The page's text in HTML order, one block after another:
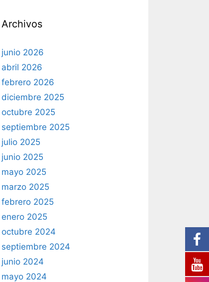
Archivos
junio 2026
abril 2026
febrero 2026
diciembre 2025
octubre 2025
septiembre 2025
julio 2025
junio 2025
mayo 2025
marzo 2025
febrero 2025
enero 2025
octubre 2024
septiembre 2024
junio 2024
mayo 2024